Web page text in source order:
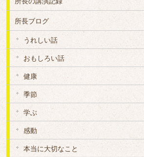
所長ブログ
うれしい話
おもしろい話
健康
季節
学ぶ
感動
本当に大切なこと